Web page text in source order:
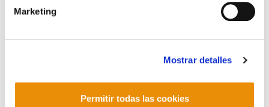
Marketing
Mostrar detalles
Permitir todas las cookies
anunciando, más allá de la ley. Finalmente, veremos
como hay colectivos en Euskal Herria que están
propuestas de ELA para favorecer ese cambio de
Destacamos a continuación algunos de los gráficos del